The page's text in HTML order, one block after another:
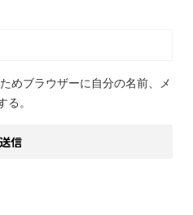
めブラウザーに自分の名前、メ
。